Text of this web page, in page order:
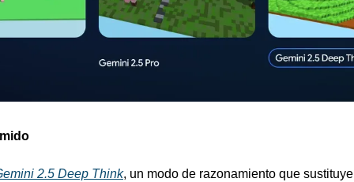
2.5 Deep Think, un modo de razonamiento que